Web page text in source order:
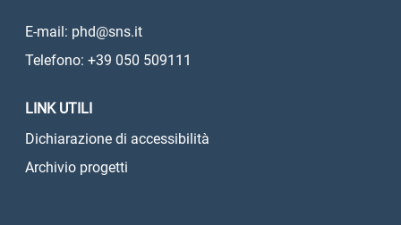
E-mail: phd@sns.it
Telefono: +39 050 509111
LINK UTILI
Dichiarazione di accessibilità
Archivio progetti